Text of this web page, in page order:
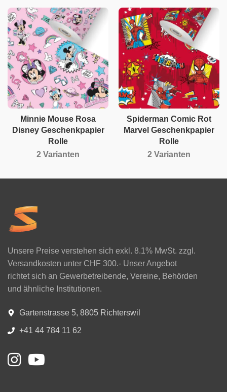
Minnie Mouse Rosa
Disney Geschenkpapier
Rolle
2 Varianten
Spiderman Comic Rot
Marvel Geschenkpapier
Rolle
2 Varianten
Unsere Preise verstehen sich exkl. 8.1% MwSt. zzgl.
Versandkosten unter CHF 300.- Unser Angebot
richtet sich an Gewerbetreibende, Vereine, Behörden
und ähnliche Institutionen.
Gartenstrasse 5, 8805 Richterswil
+41 44 784 11 62